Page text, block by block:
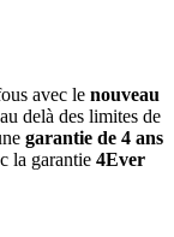
avec le nouveau
delà des limites de
garantie de 4 ans
la garantie 4Ever